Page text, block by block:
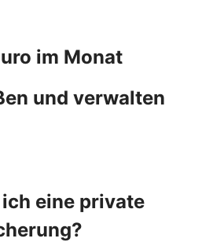
im Monat
und verwalten
eine private